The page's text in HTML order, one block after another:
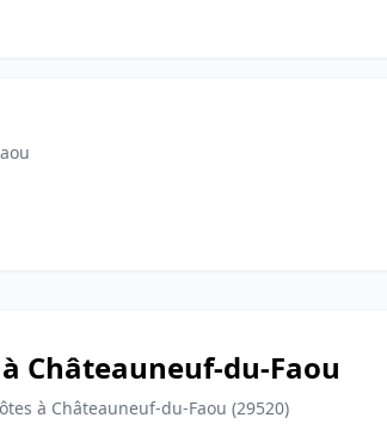
Châteauneuf-du-Faou
à Châteauneuf-du-Faou (29520)